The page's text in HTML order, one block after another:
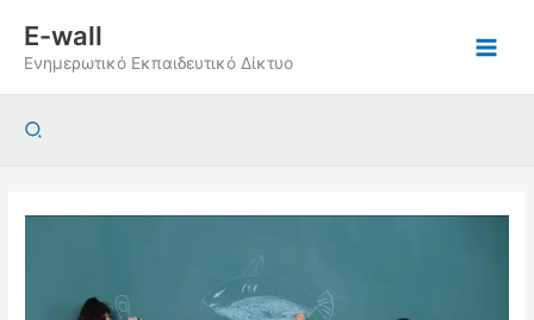
περιεχόμενο
E-wall
Ενημερωτικό Εκπαιδευτικό Δίκτυο
Αναζήτηση